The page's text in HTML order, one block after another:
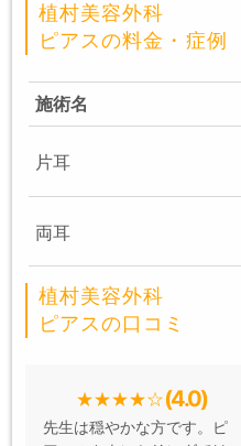
植村美容外科
ピアスの料金・症例
施術名
片耳
両耳
植村美容外科
ピアスの口コミ
(4.0)
先生は穏やかな方です。ピ